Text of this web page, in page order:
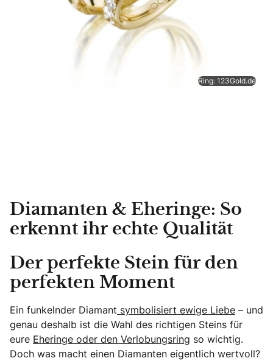
Ring: 123Gold.de
Diamanten & Eheringe: So
erkennt ihr echte Qualität
Der perfekte Stein für den
perfekten Moment
Ein funkelnder Diamant symbolisiert ewige Liebe – und
genau deshalb ist die Wahl des richtigen Steins für
eure Eheringe oder den Verlobungsring so wichtig.
Doch was macht einen Diamanten eigentlich wertvoll?